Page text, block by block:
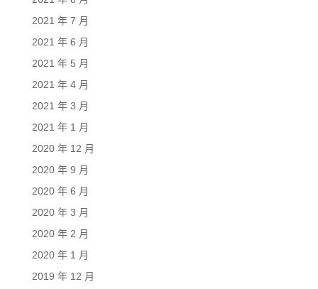
2021 年 7 月
2021 年 6 月
2021 年 5 月
2021 年 4 月
2021 年 3 月
2021 年 1 月
2020 年 12 月
2020 年 9 月
2020 年 6 月
2020 年 3 月
2020 年 2 月
2020 年 1 月
2019 年 12 月